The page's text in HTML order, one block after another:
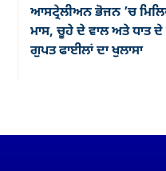
ਆਸਟ੍ਰੇਲੀਅਨ ਭੋਜਨ ’ਚ
ਮਾਸ, ਚੂਹੇ ਦੇ ਵਾਲ ਅਤੇ ਧਾਤ
ਗੁਪਤ ਫਾਈਲਾਂ ਦਾ ਖੁਲਾਸਾ